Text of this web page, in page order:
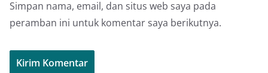
Simpan nama, email, dan situs web saya pada
peramban ini untuk komentar saya berikutnya.